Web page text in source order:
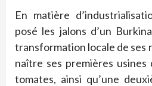
En matière
posé les jalons d’un
transformation locale de ses
naître ses premières
tomates, ainsi qu’une